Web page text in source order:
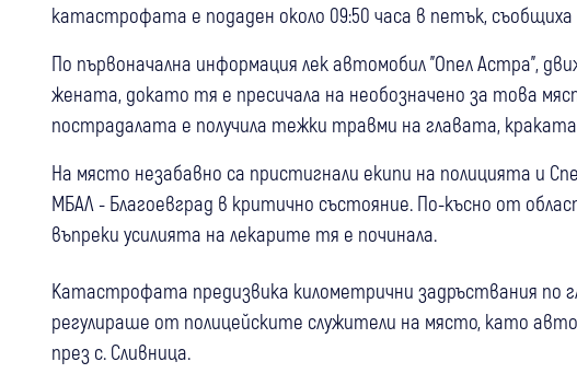
катастрофата е подаден около 09:50 часа в петък,
По първоначална информация лек автомобил "Опел Астра",
жената, докато тя е пресичала на необозначено за това
пострадалата е получила тежки травми на главата,
На място незабавно са пристигнали екипи на полицията и
МБАЛ - Благоевград в критично състояние. По-късно от
въпреки усилията на лекарите тя е починала.
Катастрофата предизвика километрични задръствания по
регулираше от полицейските служители на място, като
през с. Сливница.